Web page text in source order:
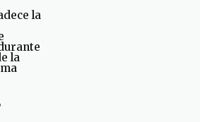
la
la